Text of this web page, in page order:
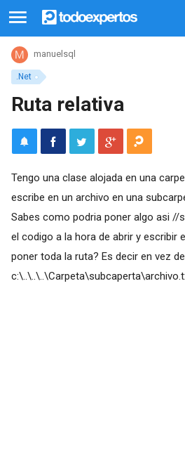
.Net
manuelsql
Ruta relativa
Tengo una clase alojada en una
escribe en un archivo en una
Sabes como podria poner algo asi //
el codigo a la hora de abrir y escribir
poner toda la ruta? Es decir en vez